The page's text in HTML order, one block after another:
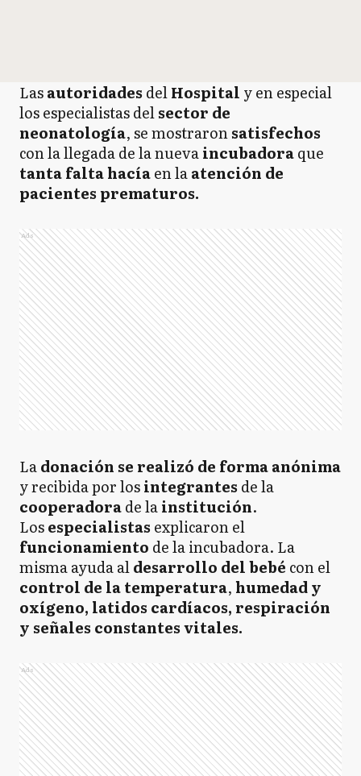
Lasautoridades delHospital y en especial
los especialistas delsector de
neonatología, se mostraronsatisfechos
con la llegada de la nuevaincubadoraque
tanta falta hacíaen laatención de
pacientes prematuros.
Ads
Ladonación se realizó de forma anónima
y recibida por losintegrantes de la
cooperadorade lainstitución.
Losespecialistas explicaron el
funcionamiento de la incubadora. La
misma ayuda aldesarrollo del bebé con el
control de la temperatura, humedad y
oxígeno, latidos cardíacos, respiración
y señales constantes vitales.
Ads